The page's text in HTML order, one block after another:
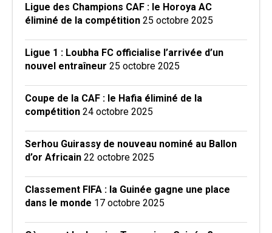
Ligue des Champions CAF : le Horoya AC
éliminé de la compétition 25 octobre 2025
Ligue 1 : Loubha FC officialise l’arrivée d’un
nouvel entraîneur 25 octobre 2025
Coupe de la CAF : le Hafia éliminé de la
compétition 24 octobre 2025
Serhou Guirassy de nouveau nominé au Ballon
d’or Africain 22 octobre 2025
Classement FIFA : la Guinée gagne une place
dans le monde 17 octobre 2025